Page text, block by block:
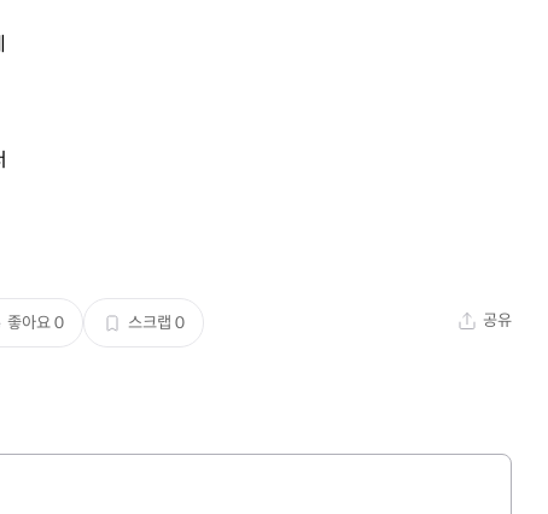
좋아요0 스크랩 0 공유